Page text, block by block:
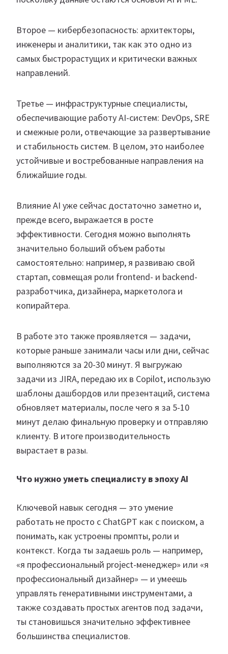
Второе — кибербезопасность: архитекторы,
инженеры и аналитики, так как это одно из
самых быстрорастущих и критически важных
направлений.
Третье — инфраструктурные специалисты,
обеспечивающие работу AI-систем: DevOps, SRE
и смежные роли, отвечающие за развертывание
и стабильность систем. В целом, это наиболее
устойчивые и востребованные направления на
ближайшие годы.
Влияние AI уже сейчас достаточно заметно и,
прежде всего, выражается в росте
эффективности. Сегодня можно выполнять
значительно больший объем работы
самостоятельно: например, я развиваю свой
стартап, совмещая роли frontend- и backend-
разработчика, дизайнера, маркетолога и
копирайтера.
В работе это также проявляется — задачи,
которые раньше занимали часы или дни, сейчас
выполняются за 20-30 минут. Я выгружаю
задачи из JIRA, передаю их в Copilot, использую
шаблоны дашбордов или презентаций, система
обновляет материалы, после чего я за 5-10
минут делаю финальную проверку и отправляю
клиенту. В итоге производительность
вырастает в разы.
Что нужно уметь специалисту в эпоху AI
Ключевой навык сегодня — это умение
работать не просто с ChatGPT как с поиском, а
понимать, как устроены промпты, роли и
контекст. Когда ты задаешь роль — например,
«я профессиональный project-менеджер» или «я
профессиональный дизайнер» — и умеешь
управлять генеративными инструментами, а
также создавать простых агентов под задачи,
ты становишься значительно эффективнее
большинства специалистов.